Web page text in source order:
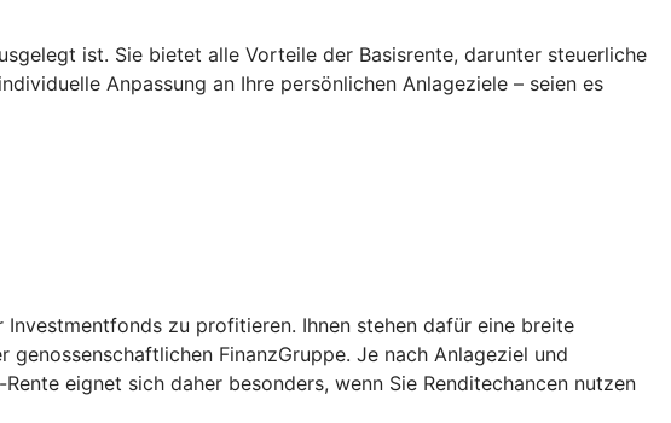
ist. Sie bietet alle Vorteile der Basisrente, darunter steuerliche
Anpassung an Ihre persönlichen Anlageziele – seien es
zu profitieren. Ihnen stehen dafür eine breite
FinanzGruppe. Je nach Anlageziel und
eignet sich daher besonders, wenn Sie Renditechancen nutzen